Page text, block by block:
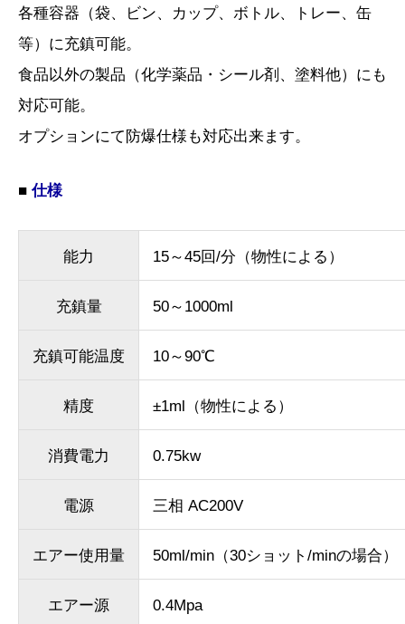
各種容器（袋、ビン、カップ、ボトル、トレー、缶
等）に充鎮可能。
食品以外の製品（化学薬品・シール剤、塗料他）にも
対応可能。
オプションにて防爆仕様も対応出来ます。
■仕様
能力 15～45回/分（物性による）
充鎮量 50～1000ml
充鎮可能温度 10～90℃
精度 ±1ml（物性による）
消費電力 0.75kw
電源 三相 AC200V
エアー使用量 50ml/min（30ショット/minの場合）
エアー源 0.4Mpa